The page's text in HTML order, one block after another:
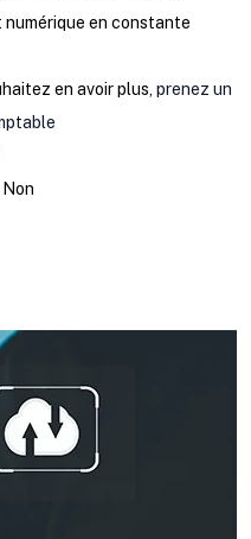
en constante
en avoir plus, prenez un
Non